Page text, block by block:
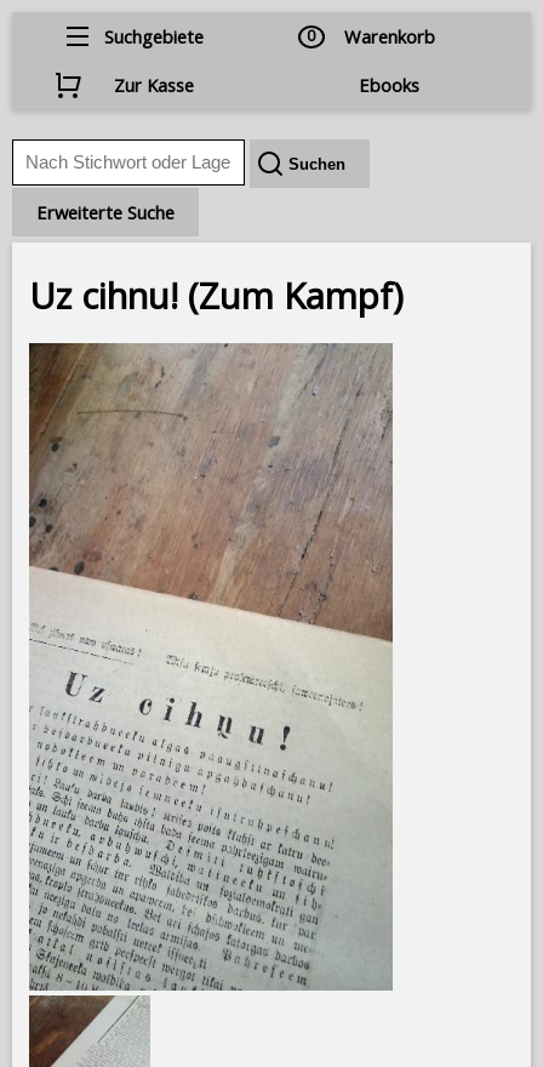
Suchgebiete 0
Warenkorb
Zur Kasse
Ebooks
Erweiterte Suche
Uz cihnu! (Zum Kampf)